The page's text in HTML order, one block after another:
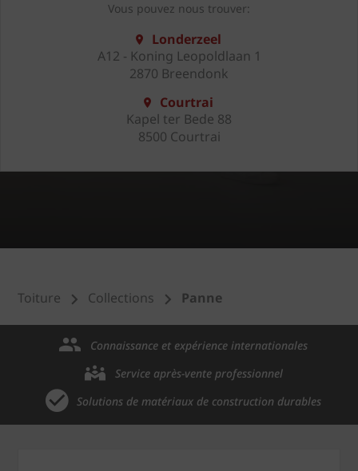
Vous pouvez nous trouver:
Londerzeel
A12 - Koning Leopoldlaan 1
2870 Breendonk
Courtrai
Kapel ter Bede 88
8500 Courtrai
Toiture Collections Panne
Connaissance et expérience internationales
Service après-vente professionnel
Solutions de matériaux de construction durables